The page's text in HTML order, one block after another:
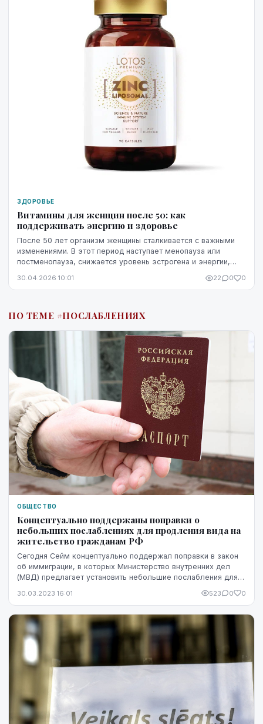
ЗДОРОВЬЕ
Витамины для женщин после 50: как
поддерживать энергию и здоровье
После 50 лет организм женщины сталкивается с важными
изменениями. В этот период наступает менопауза или
постменопауза, снижается уровень эстрогена и энергии,
30.04.2026 10:01 22 0 0
ПО ТЕМЕ #ПОСЛАБЛЕНИЯХ
ОБЩЕСТВО
Концептуально поддержаны поправки о
небольших послаблениях для продления вида на
жительство гражданам РФ
Сегодня Сейм концептуально поддержал поправки в закон
об иммиграции, в которых Министерство внутренних дел
(МВД) предлагает установить небольшие послабления для
30.03.2023 16:01 523 0 0